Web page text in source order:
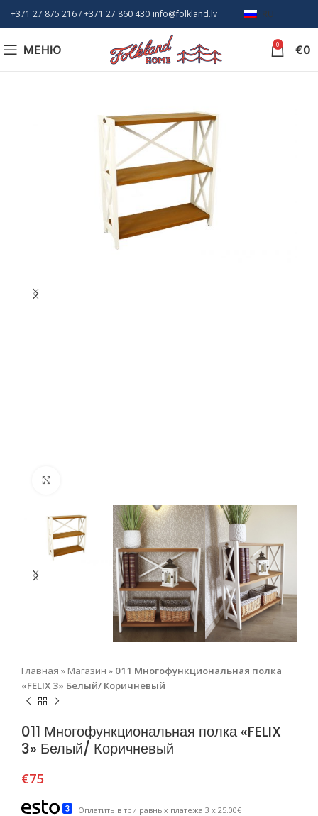
+371 27 875 216/ +371 27 860 430 info@folkland.lv RU
МЕНЮ 0 €0
Главная » Магазин » 011 Многофункциональная полка
«FELIX 3» Белый/ Коричневый
011 Многофункциональная полка «FELIX
3» Белый/ Коричневый
€75
Оплатить в три равных платежа 3 x 25.00€